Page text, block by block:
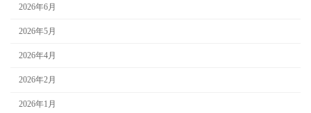
2026年6月
2026年5月
2026年4月
2026年2月
2026年1月